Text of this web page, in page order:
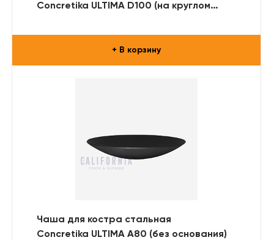
Concretika ULTIMA D100 (на круглом
+ В корзину
Чаша для костра стальная
Concretika ULTIMA A80 (без основания)